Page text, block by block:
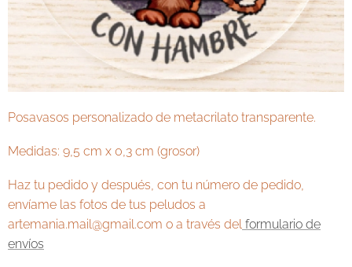
Posavasos personalizado de metacrilato transparente.
Medidas: 9,5 cm x 0,3 cm (grosor)
Haz tu pedido y después, con tu número de pedido,
envíame las fotos de tus peludos a
artemania.mail@gmail.com o a través del formulario de
envíos